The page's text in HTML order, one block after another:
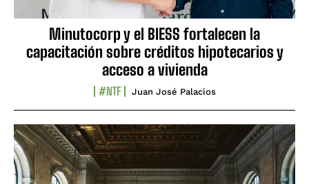
Minutocorp y el BIESS fortalecen la
capacitación sobre créditos hipotecarios y
acceso a vivienda
#NTF Juan José Palacios